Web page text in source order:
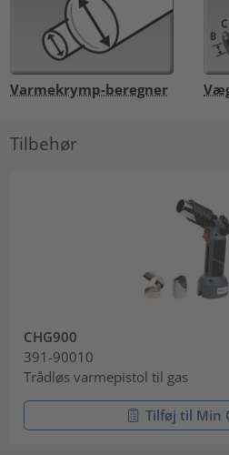
Varmekrymp-beregner
Tilbehør
CHG900
391-90010
Trådløs varmepistol til gas
Tilføj til Min